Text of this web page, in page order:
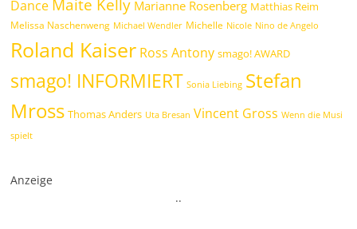
Dance Maite Kelly Marianne Rosenberg Matthias Reim
Melissa Naschenweng Michael Wendler Michelle Nicole Nino de Angelo
Roland Kaiser Ross Antony smago! AWARD
smago! INFORMIERT Sonia Liebing Stefan
Mross Thomas Anders Uta Bresan Vincent Gross Wenn die Musi
spielt
Anzeige
..